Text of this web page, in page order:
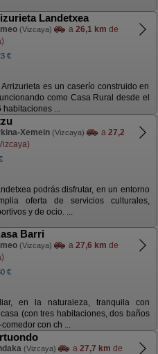
Landetxea
(Vizcaya) a 26,1 km de
€
es un caserío construido en
como Casa Rural desde el
habitaciones ...
Xemein (Vizcaya) a 27,2
podrás disfrutar, en un entorno
oferta de servicios culturales,
y de ocio. ...
Barri
(Vizcaya) a 27,6 km de
€
en la naturaleza, tranquila con
(con tres habitaciones, dos baños
con ch ...
(Vizcaya) a 27,7 km de